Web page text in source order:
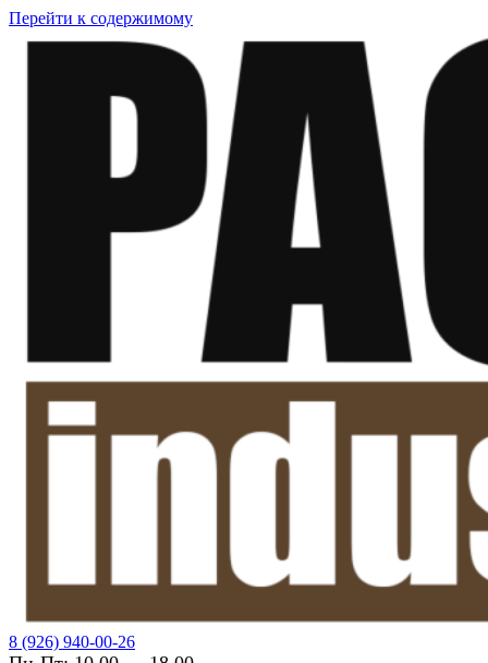
Перейти к содержимому
8 (926) 940-00-26